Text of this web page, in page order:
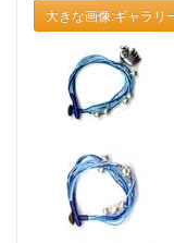
大きな画像:ギャラリ